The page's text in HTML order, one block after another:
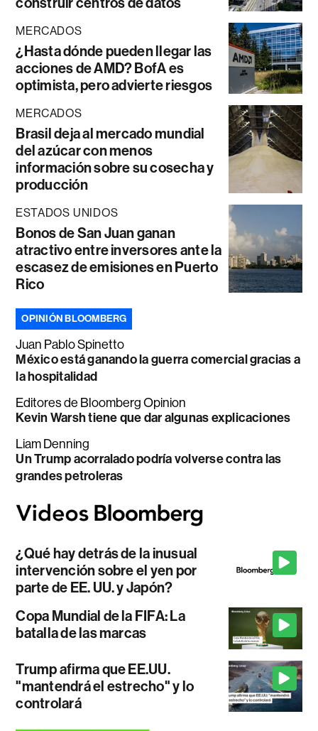
MERCADOS
¿Hasta dónde pueden llegar las
acciones de AMD? BofA es
optimista, pero advierte riesgos
MERCADOS
Brasil deja al mercado mundial
del azúcar con menos
información sobre su cosecha y
producción
ESTADOS UNIDOS
Bonos de San Juan ganan
atractivo entre inversores ante la
escasez de emisiones en Puerto
Rico
OPINIÓN BLOOMBERG
Juan Pablo Spinetto
México está ganando la guerra comercial gracias a
la hospitalidad
Editores de Bloomberg Opinion
Kevin Warsh tiene que dar algunas explicaciones
Liam Denning
Un Trump acorralado podría volverse contra las
grandes petroleras
¿Qué hay detrás de la inusual
intervención sobre el yen por
parte de EE. UU. y Japón?
Copa Mundial de la FIFA: La
batalla de las marcas
Trump afirma que EE.UU.
"mantendrá el estrecho" y lo
controlará